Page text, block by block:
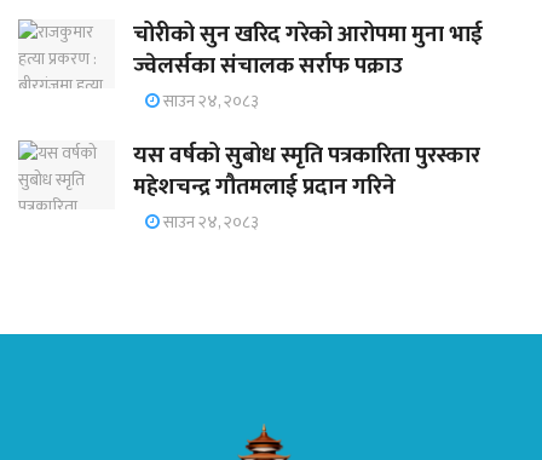
चोरीको सुन खरिद गरेको आरोपमा मुना भाई
ज्वेलर्सका संचालक सर्राफ पक्राउ
साउन २४, २०८३
यस वर्षको सुबोध स्मृति पत्रकारिता पुरस्कार
महेशचन्द्र गौतमलाई प्रदान गरिने
साउन २४, २०८३